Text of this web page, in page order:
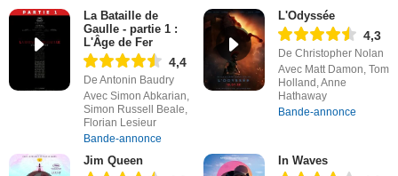
La Bataille de
Gaulle - partie 1 :
L'Âge de Fer
4,4
De Antonin Baudry
Avec Simon Abkarian,
Simon Russell Beale,
Florian Lesieur
Bande-annonce
L'Odyssée
4,3
De Christopher Nolan
Avec Matt Damon, Tom
Holland, Anne
Hathaway
Bande-annonce
Jim Queen In Waves